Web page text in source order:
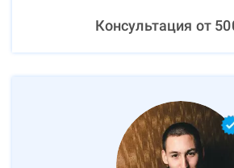
Консультация от